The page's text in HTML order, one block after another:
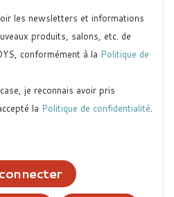
les newsletters et informations
produits, salons, etc. de
conformément à la Politique de
je reconnais avoir pris
la Politique de confidentialité.